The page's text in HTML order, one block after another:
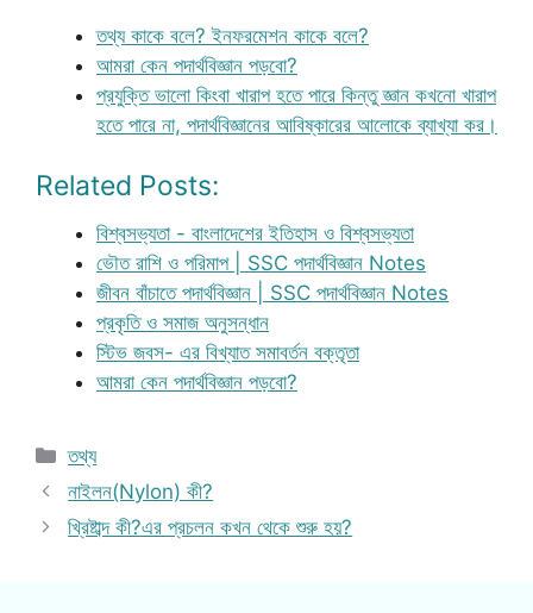
তথ্য কাকে বলে? ইনফরমেশন কাকে বলে?
আমরা কেন পদার্থবিজ্ঞান পড়বো?
প্রযুক্তি ভালো কিংবা খারাপ হতে পারে কিন্তু জ্ঞান কখনো খারাপ
হতে পারে না, পদার্থবিজ্ঞানের আবিষ্কারের আলোকে ব্যাখ্যা কর।
Related Posts:
বিশ্বসভ্যতা - বাংলাদেশের ইতিহাস ও বিশ্বসভ্যতা
ভৌত রাশি ও পরিমাপ | SSC পদার্থবিজ্ঞান Notes
জীবন বাঁচাতে পদার্থবিজ্ঞান | SSC পদার্থবিজ্ঞান Notes
প্রকৃতি ও সমাজ অনুসন্ধান
স্টিভ জবস- এর বিখ্যাত সমাবর্তন বক্তৃতা
আমরা কেন পদার্থবিজ্ঞান পড়বো?
Categories
তথ্য
নাইলন(Nylon) কী?
খ্রিষ্টাব্দ কী?এর প্রচলন কখন থেকে শুরু হয়?